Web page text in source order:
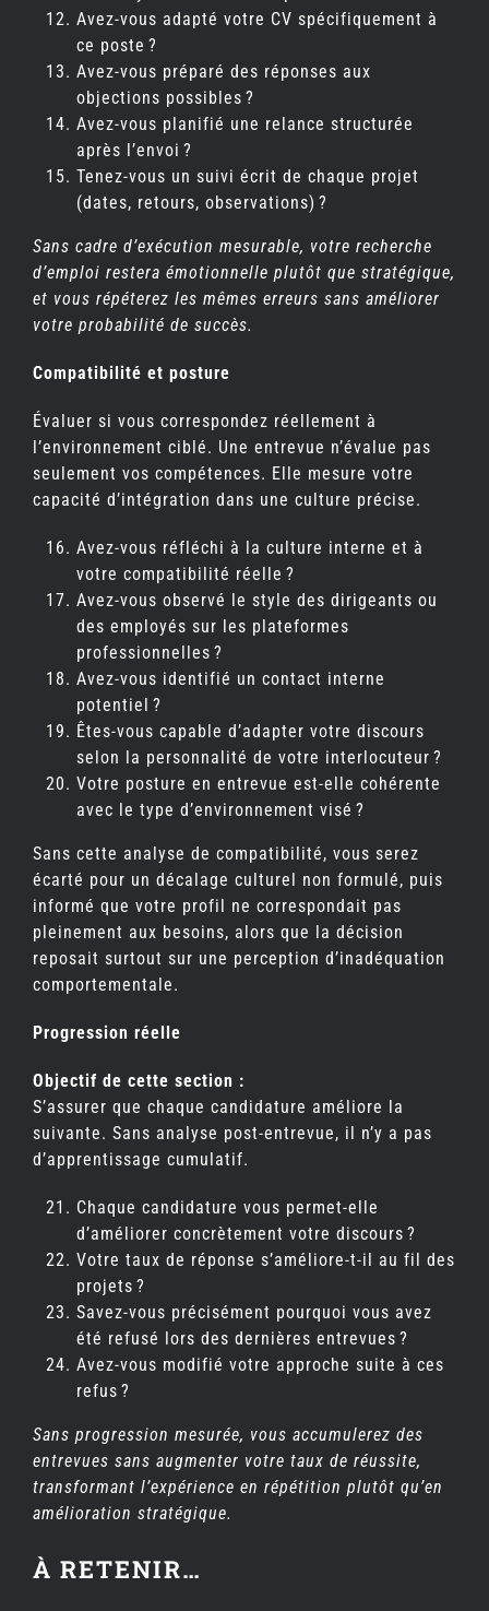
Avez-vous adapté votre CV spécifiquement à
ce poste ?
Avez-vous préparé des réponses aux
objections possibles ?
Avez-vous planifié une relance structurée
après l’envoi ?
Tenez-vous un suivi écrit de chaque projet
(dates, retours, observations) ?
Sans cadre d’exécution mesurable, votre recherche
d’emploi restera émotionnelle plutôt que stratégique,
et vous répéterez les mêmes erreurs sans améliorer
votre probabilité de succès.
Compatibilité et posture
Évaluer si vous correspondez réellement à
l’environnement ciblé. Une entrevue n’évalue pas
seulement vos compétences. Elle mesure votre
capacité d’intégration dans une culture précise.
Avez-vous réfléchi à la culture interne et à
votre compatibilité réelle ?
Avez-vous observé le style des dirigeants ou
des employés sur les plateformes
professionnelles ?
Avez-vous identifié un contact interne
potentiel ?
Êtes-vous capable d’adapter votre discours
selon la personnalité de votre interlocuteur ?
Votre posture en entrevue est-elle cohérente
avec le type d’environnement visé ?
Sans cette analyse de compatibilité, vous serez
écarté pour un décalage culturel non formulé, puis
informé que votre profil ne correspondait pas
pleinement aux besoins, alors que la décision
reposait surtout sur une perception d’inadéquation
comportementale.
Progression réelle
Objectif de cette section :
S’assurer que chaque candidature améliore la
suivante. Sans analyse post-entrevue, il n’y a pas
d’apprentissage cumulatif.
Chaque candidature vous permet-elle
d’améliorer concrètement votre discours ?
Votre taux de réponse s’améliore-t-il au fil des
projets ?
Savez-vous précisément pourquoi vous avez
été refusé lors des dernières entrevues ?
Avez-vous modifié votre approche suite à ces
refus ?
Sans progression mesurée, vous accumulerez des
entrevues sans augmenter votre taux de réussite,
transformant l’expérience en répétition plutôt qu’en
amélioration stratégique.
À RETENIR…